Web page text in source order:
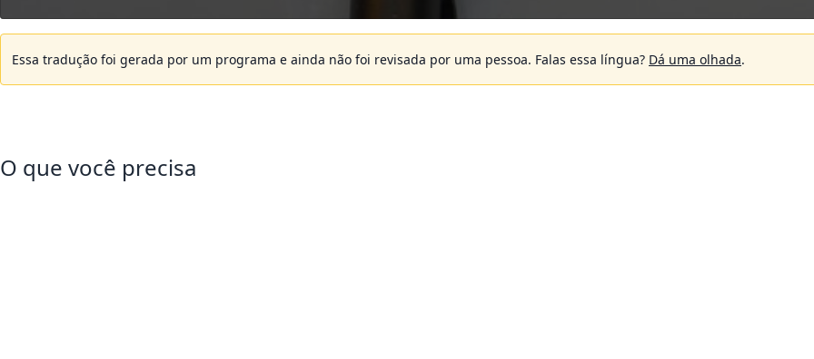
Essa tradução foi gerada por um programa e ainda não foi revisada por uma pessoa. Falas essa língua? Dá uma olhada.
O que você precisa